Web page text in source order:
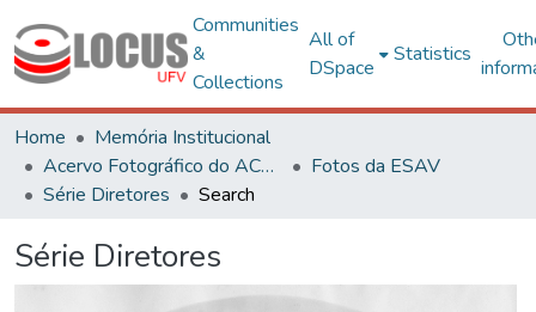
Communities
&
Collections
All of
DSpace
Statistics
Home
Memória Institucional
Acervo Fotográfico do ACH-UFV
Fotos da ESAV
Série Diretores
Search
Série Diretores